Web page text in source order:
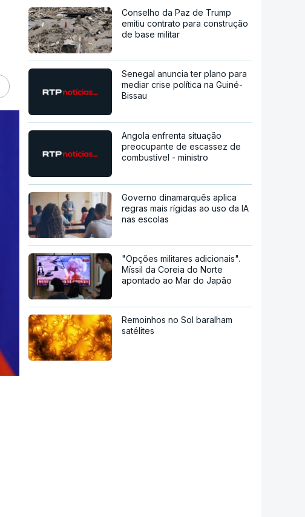
Conselho da Paz de Trump
emitiu contrato para construção
de base militar
Senegal anuncia ter plano para
mediar crise política na Guiné-
Bissau
Angola enfrenta situação
preocupante de escassez de
combustível - ministro
Governo dinamarquês aplica
regras mais rígidas ao uso da IA
nas escolas
"Opções militares adicionais".
Míssil da Coreia do Norte
apontado ao Mar do Japão
Remoinhos no Sol baralham
satélites